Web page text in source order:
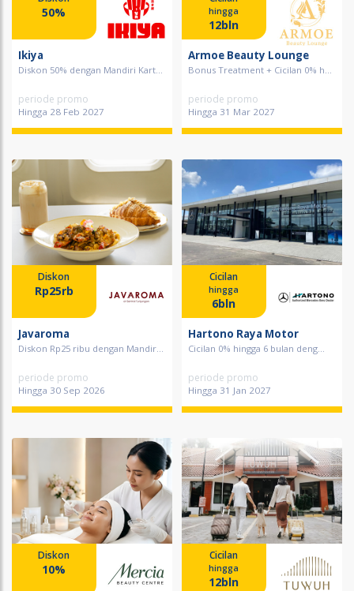
50%
Ikiya
Diskon 50% dengan Mandiri Kart...
periode promo
Hingga 28 Feb 2027
hingga
12bln
Armoe Beauty Lounge
Bonus Treatment + Cicilan 0% h...
periode promo
Hingga 31 Mar 2027
Diskon
Rp25rb
Javaroma
Diskon Rp25 ribu dengan Mandir...
periode promo
Hingga 30 Sep 2026
Cicilan
hingga
6bln
Hartono Raya Motor
Cicilan 0% hingga 6 bulan deng...
periode promo
Hingga 31 Jan 2027
Diskon
10%
Cicilan
hingga
12bln